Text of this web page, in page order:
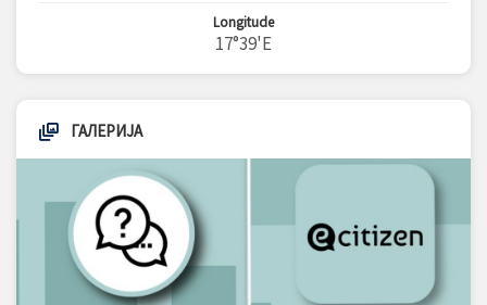
Longitude
17°39'E
ГАЛЕРИЈА